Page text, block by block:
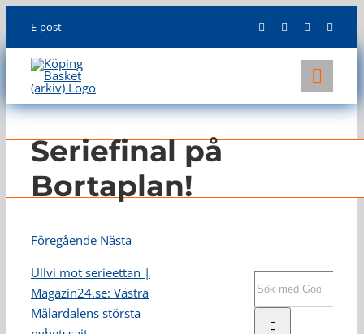
content
E-post
KLUBBEN
LAG
INFO
Seriefinal på
Bortaplan!
Föregående Nästa
Ullvi mot serieettan |
Magazin24.se: Västra
Mälardalens största